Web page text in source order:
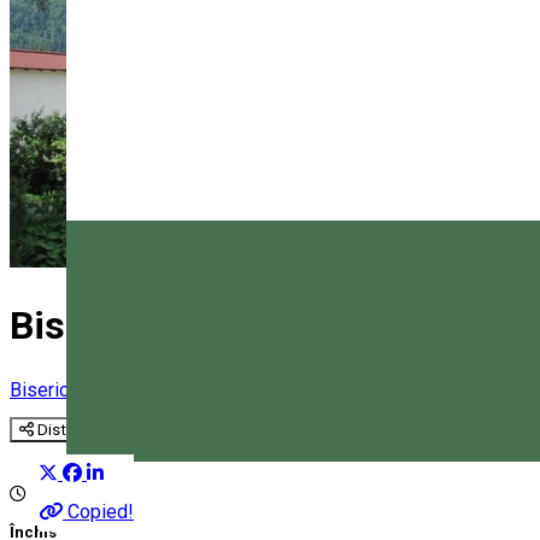
Magyar
Biserica Ortodoxă Băile
Biserică
Distribuie
Copied!
Închis